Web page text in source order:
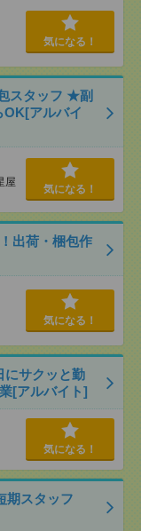
気になる！
スタッフ ★副
アルバイ
屋
気になる！
出荷・梱包作
気になる！
にサクッと勤
[アルバイト]
気になる！
期スタッフ